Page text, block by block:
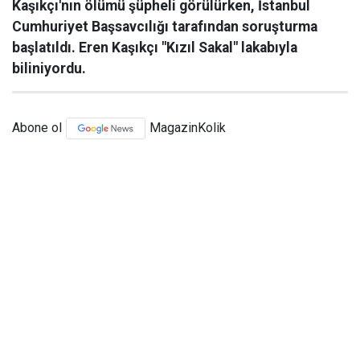
Kaşıkçı'nın ölümü şüpheli görülürken, İstanbul
Cumhuriyet Başsavcılığı tarafından soruşturma
başlatıldı. Eren Kaşıkçı "Kızıl Sakal" lakabıyla
biliniyordu.
Abone ol MagazinKolik